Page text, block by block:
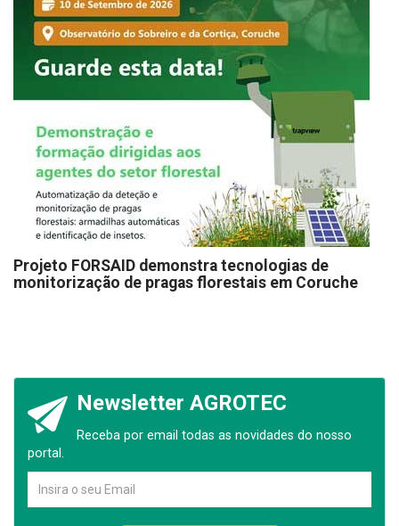
Projeto FORSAID demonstra tecnologias de
monitorização de pragas florestais em Coruche
Newsletter AGROTEC
Receba por email todas as novidades do nosso
portal.